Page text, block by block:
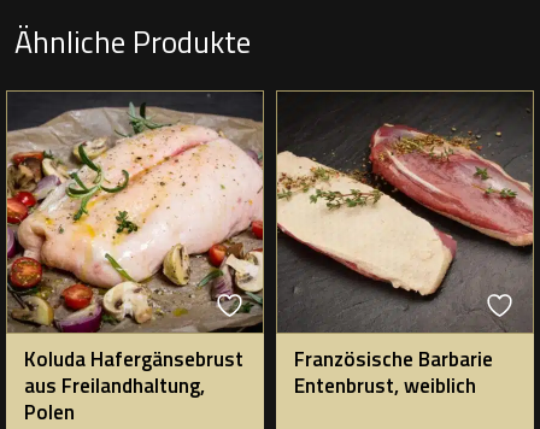
Ähnliche Produkte
Koluda Hafergänsebrust
aus Freilandhaltung,
Polen
Französische Barbarie
Entenbrust, weiblich